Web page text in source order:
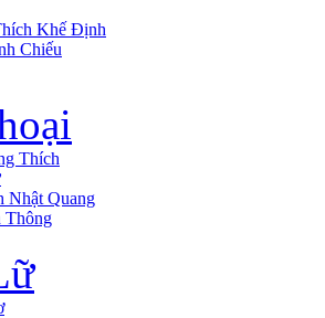
Khế Định
Chiếu
Thích
Nhật Quang
Thông